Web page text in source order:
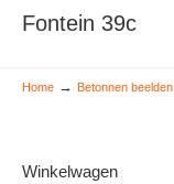
Fontein 39c
Home → Betonnen beelden
Winkelwagen